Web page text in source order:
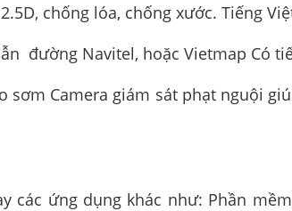
chống lóa, chống xước. Tiếng
đường Navitel, hoặc Vietmap Có
Camera giám sát phạt nguội
các ứng dụng khác như: Phần